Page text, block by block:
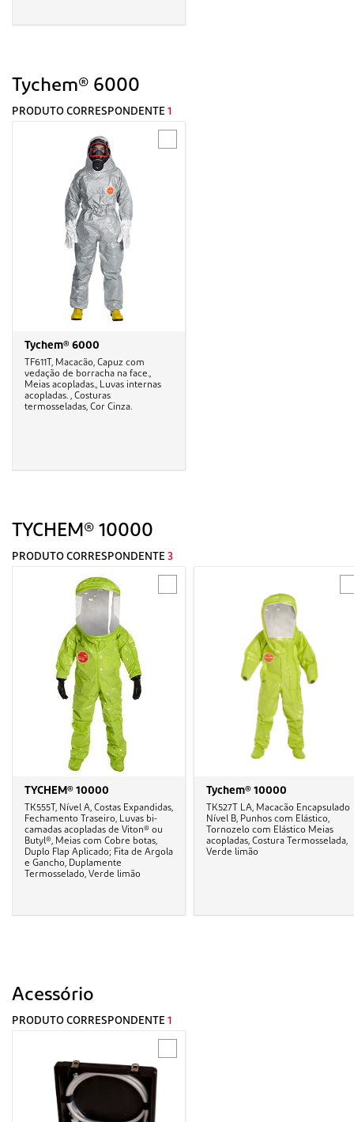
Tychem® 6000
PRODUTO CORRESPONDENTE 1
Tychem® 6000
TF611T, Macacão, Capuz com
vedação de borracha na face.,
Meias acopladas., Luvas internas
acopladas. , Costuras
termosseladas, Cor Cinza.
TYCHEM® 10000
PRODUTO CORRESPONDENTE 3
TYCHEM® 10000
TK555T, Nível A, Costas Expandidas,
Fechamento Traseiro, Luvas bi-
camadas acopladas de Viton® ou
Butyl®, Meias com Cobre botas,
Duplo Flap Aplicado; Fita de Argola
e Gancho, Duplamente
Termosselado, Verde limão
Tychem® 10000
TK527T LA, Macacão Encapsulado
Nível B, Punhos com Elástico,
Tornozelo com Elástico Meias
acopladas, Costura Termosselada,
Verde limão
Acessório
PRODUTO CORRESPONDENTE 1